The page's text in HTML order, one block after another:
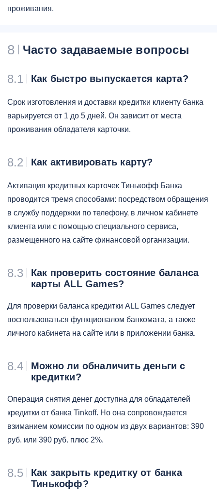
проживания.
8 Часто задаваемые вопросы
8.1 Как быстро выпускается карта?
Срок изготовления и доставки кредитки клиенту банка
варьируется от 1 до 5 дней. Он зависит от места
проживания обладателя карточки.
8.2 Как активировать карту?
Активация кредитных карточек Тинькофф Банка
проводится тремя способами: посредством обращения
в службу поддержки по телефону, в личном кабинете
клиента или с помощью специального сервиса,
размещенного на сайте финансовой организации.
8.3
Как проверить состояние баланса
карты ALL Games?
Для проверки баланса кредитки ALL Games следует
воспользоваться функционалом банкомата, а также
личного кабинета на сайте или в приложении банка.
8.4
Можно ли обналичить деньги с
кредитки?
Операция снятия денег доступна для обладателей
кредитки от банка Tinkoff. Но она сопровождается
взиманием комиссии по одном из двух вариантов: 390
руб. или 390 руб. плюс 2%.
8.5
Как закрыть кредитку от банка
Тинькофф?